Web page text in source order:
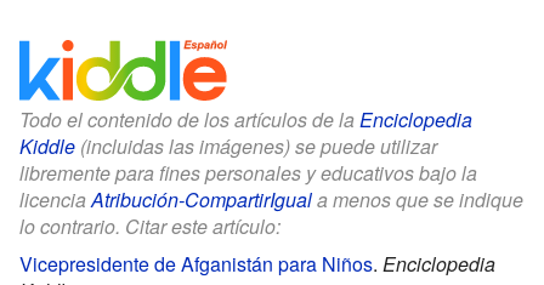
Todo el contenido de los artículos de la Enciclopedia
Kiddle (incluidas las imágenes) se puede utilizar
libremente para fines personales y educativos bajo la
licenciaAtribución-CompartirIguala menos que se indique
lo contrario. Citar este artículo:
Vicepresidente de Afganistán para Niños. Enciclopedia